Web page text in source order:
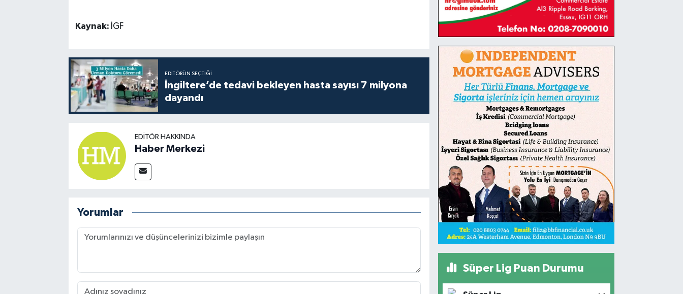
Kaynak: İGF
EDITÖRÜN SEÇTIĞI
İngiltere’de tedavi bekleyen hasta sayısı 7 milyona
dayandı
EDITÖR HAKKINDA
Haber Merkezi
Yorumlar
Süper Lig Puan Durumu